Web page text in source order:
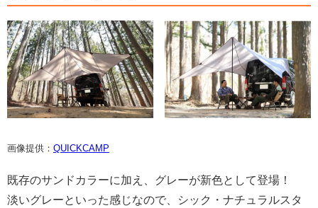
画像提供： QUICKCAMP
既存のサンドカラーに加え、グレーが新色として登場！
淡いグレーといった感じなので、シック・ナチュラルスタ